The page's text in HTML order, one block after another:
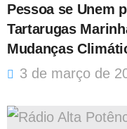
Pessoa se Unem
Tartarugas
Mudanças
3 de março de